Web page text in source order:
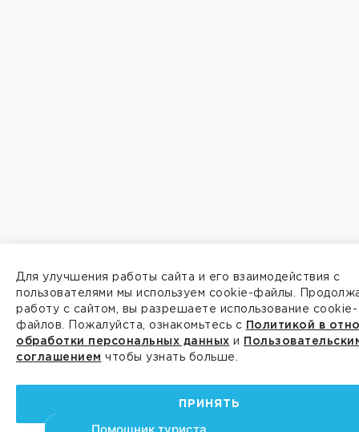
Для улучшения работы сайта и его взаимодействия с
пользователями мы используем cookie-файлы.
работу с сайтом, вы разрешаете использование cookie-
файлов. Пожалуйста, ознакомьтесь с Политикой в
обработки персональных данных и
соглашением чтобы узнать больше.
ПРИНЯТЬ